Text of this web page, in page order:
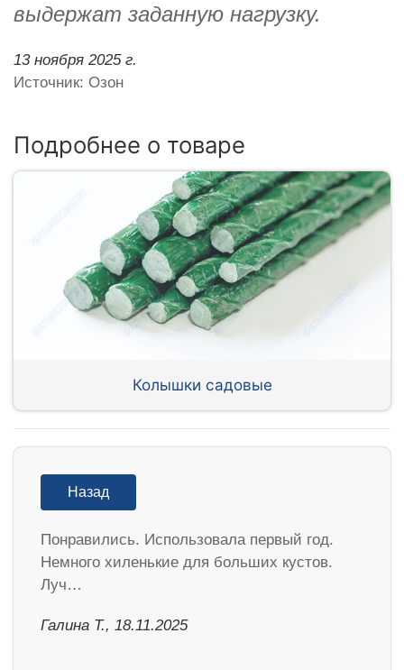
выдержат заданную нагрузку.
13 ноября 2025 г.
Источник: Озон
Подробнее о товаре
Колышки садовые
Назад
Понравились. Использовала первый год.
Немного хиленькие для больших кустов.
Луч…
Галина Т., 18.11.2025